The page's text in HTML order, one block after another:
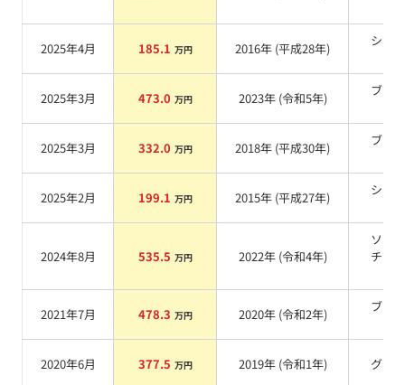
2025年4月 185.1 万円 2016年 (平成28年)
シル
2025年3月 473.0 万円 2023年 (令和5年)
ブラ
2025年3月 332.0 万円 2018年 (平成30年)
ブラ
2025年2月 199.1 万円 2015年 (平成27年)
シル
2024年8月 535.5 万円 2022年 (令和4年)
ソニ
チタ
2021年7月 478.3 万円 2020年 (令和2年)
ブラ
2020年6月 377.5 万円 2019年 (令和1年) グレー